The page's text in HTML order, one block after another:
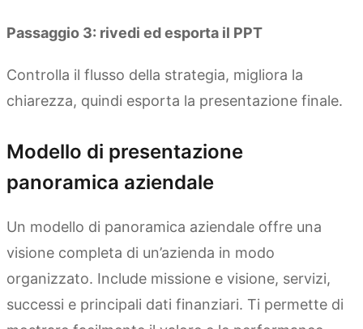
Passaggio 3: rivedi ed esporta il PPT
Controlla il flusso della strategia, migliora la
chiarezza, quindi esporta la presentazione finale.
Modello di presentazione
panoramica aziendale
Un modello di panoramica aziendale offre una
visione completa di un’azienda in modo
organizzato. Include missione e visione, servizi,
successi e principali dati finanziari. Ti permette di